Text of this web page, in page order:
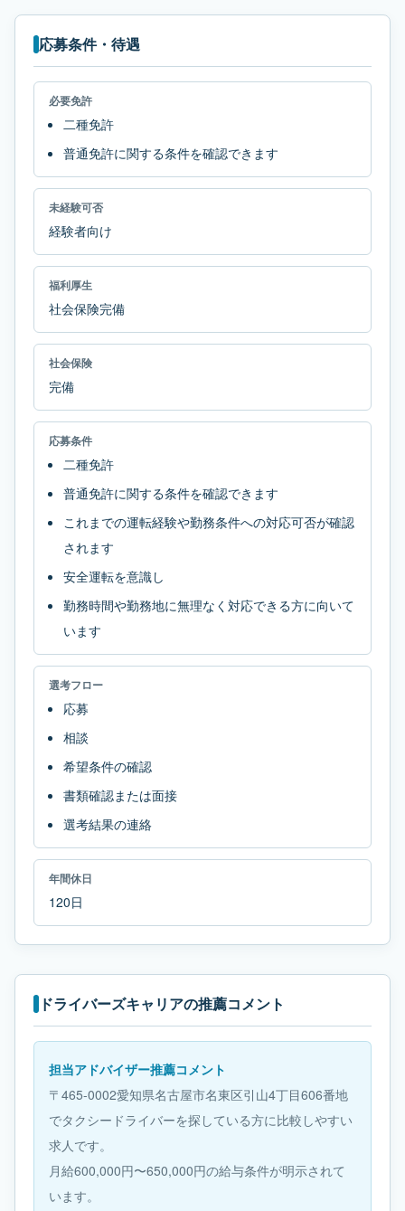
応募条件・待遇
必要免許
二種免許
普通免許に関する条件を確認できます
未経験可否
経験者向け
福利厚生
社会保険完備
社会保険
完備
応募条件
二種免許
普通免許に関する条件を確認できます
これまでの運転経験や勤務条件への対応可否が確認
されます
安全運転を意識し
勤務時間や勤務地に無理なく対応できる方に向いて
います
選考フロー
応募
相談
希望条件の確認
書類確認または面接
選考結果の連絡
年間休日
120日
ドライバーズキャリアの推薦コメント
担当アドバイザー推薦コメント
〒465-0002愛知県名古屋市名東区引山4丁目606番地
でタクシードライバーを探している方に比較しやすい
求人です。
月給600,000円〜650,000円の給与条件が明示されて
います。